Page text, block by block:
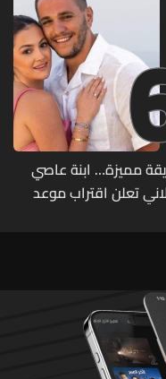
مميزة… ابنة عاصي
تعلن اقتراب موعد